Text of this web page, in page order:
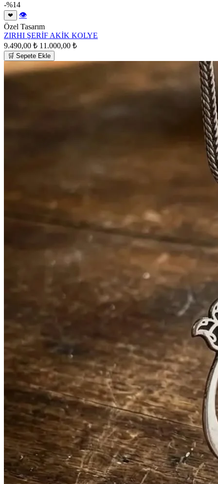
-%14
❤
👁
Özel Tasarım
ZIRHI ŞERİF AKİK KOLYE
9.490,00 ₺ 11.000,00 ₺
🛒 Sepete Ekle